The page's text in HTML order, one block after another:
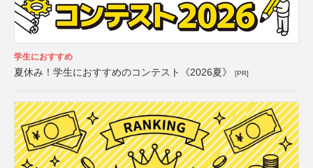
学生におすすめ
夏休み！学生におすすめのコンテスト《2026夏》 [PR]